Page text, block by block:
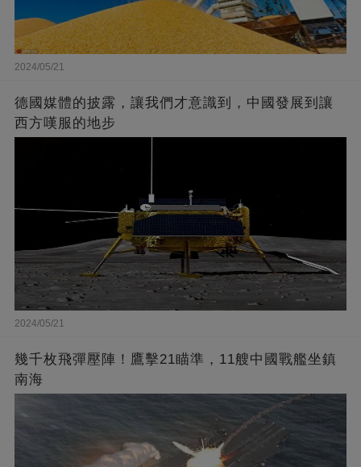
2024/05/21
德國媒體的披露，讓我們才意識到，中國發展到讓
西方嘆服的地步
2024/05/21
幾千枚飛彈壓陣！鷹擊21瞄準，11艘中國戰艦坐鎮
南海